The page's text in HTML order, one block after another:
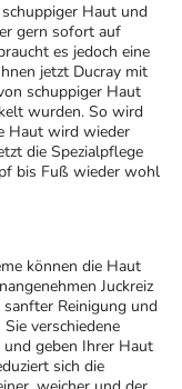
Haut und
gern sofort auf
es jedoch eine
jetzt Ducray mit
schuppiger Haut
wurden. So wird
Haut wird wieder
die Spezialpflege
bis Fuß wieder wohl
können die Haut
Juckreiz
Reinigung und
verschiedene
geben Ihrer Haut
sich die